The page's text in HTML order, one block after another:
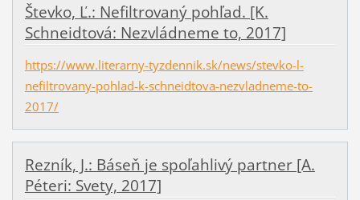
Števko, Ľ.: Nefiltrovaný pohľad. [K.
Schneidtová: Nezvládneme to, 2017]
https://www.literarny-tyzdennik.sk/news/stevko-l-
nefiltrovany-pohlad-k-schneidtova-nezvladneme-to-
2017/
Rezník, J.: Báseň je spoľahlivý partner [A.
Péteri: Svety, 2017]